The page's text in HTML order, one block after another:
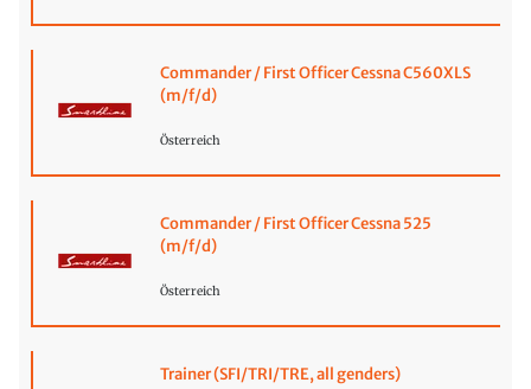
Commander / First Officer Cessna C560XLS
(m/f/d)
Österreich
Commander / First Officer Cessna 525
(m/f/d)
Österreich
Trainer (SFI/TRI/TRE, all genders)